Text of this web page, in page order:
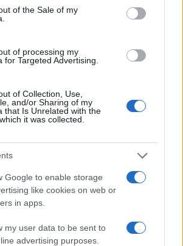
of the Sale of my
of processing my
for Targeted Advertising.
of Collection, Use,
and/or Sharing of my
that Is Unrelated with the
it was collected.
Google to enable storage
like cookies on web or
in apps.
my user data to be sent to
advertising purposes.
è un fenomeno che non
e richiede una riflessione sulle
di migliorare la qualità
sistemi di controllo del traffico.
le autorità locali collaborino per
preventive più incisive, come
avanzate per il monitoraggio
di norme più rigide per la
l’unica via per ridurre il numero
che la strada torni ad essere
tutti.